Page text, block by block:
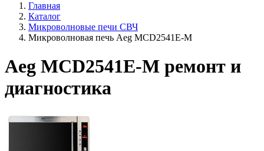
Главная
Каталог
Микроволновые печи СВЧ
Микроволновая печь Aeg MCD2541E-M
Aeg MCD2541E-M ремонт и
диагностика